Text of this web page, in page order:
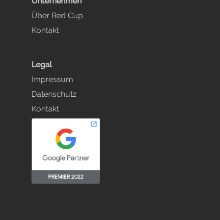
Über Red Cup
Kontakt
Legal
Impressum
Datenschutz
Kontakt